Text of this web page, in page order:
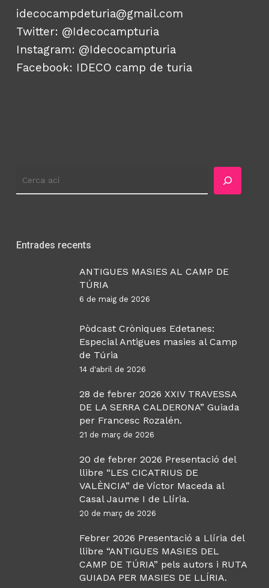
idecocampdeturia@gmail.com
Twitter: @Idecocampturia
Instagram: @Idecocampturia
Facebook: IDECO camp de turia
Cercador
Entrades recents
ANTIGUES MASIES AL CAMP DE
TÚRIA
6 de maig de 2026
Pòdcast Cròniques Edetanes:
Especial Antigues masies al Camp
de Túria
14 d'abril de 2026
28 de febrer 2026 XXIV TRAVESSA
DE LA SERRA CALDERONA” Guiada
per Francesc Rozalén.
21 de març de 2026
20 de febrer 2026 Presentació del
llibre “LES CICATRIUS DE
VALÈNCIA” de Víctor Maceda al
Casal Jaume I de Llíria.
20 de març de 2026
Febrer 2026 Presentació a Llíria del
llibre “ANTIGUES MASIES DEL
CAMP DE TÚRIA” pels autors i RUTA
GUIADA PER MASIES DE LLÍRIA.